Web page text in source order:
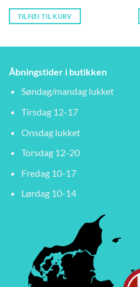
TILFØJ TIL KURV
Åbningstider i butikken
Søndag/mandag lukket
Tirsdag 12-17
Onsdag lukket
Torsdag 12-20
Fredag 10-17
Lørdag 10-14